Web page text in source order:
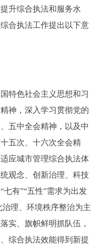
升综合执法和服务水
合执法工作提出以下意
特色社会主义思想和习
神，深入学习贯彻党的
五中全会精神，以及中
五次、十六次全会精
应城市管理综合执法体
观念、创新治理、科技
有”“五性”需求为出发
理、环境秩序整治为主
实、旗帜鲜明抓队伍，
综合执法效能得到新提